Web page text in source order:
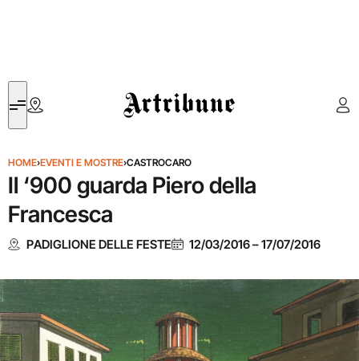
Artribune
HOME›EVENTI E MOSTRE›CASTROCARO
Il ‘900 guarda Piero della
Francesca
PADIGLIONE DELLE FESTE 12/03/2016–17/07/2016